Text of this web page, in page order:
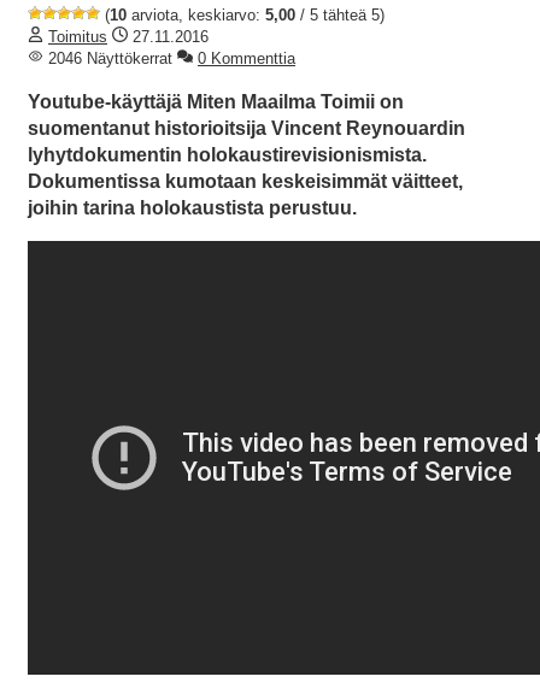
(10 arviota, keskiarvo: 5,00 / 5 tähteä 5)
Toimitus
27.11.2016
2046 Näyttökerrat
0 Kommenttia
Youtube-käyttäjä Miten Maailma Toimii on
suomentanut historioitsija Vincent Reynouardin
lyhytdokumentin holokaustirevisionismista.
Dokumentissa kumotaan keskeisimmät väitteet,
joihin tarina holokaustista perustuu.